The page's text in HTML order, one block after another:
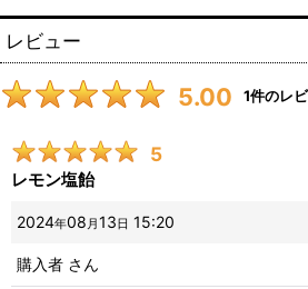
レビュー
5.00 1件のレ
5
レモン塩飴
2024年08 月13日 15:20
購入者 さん